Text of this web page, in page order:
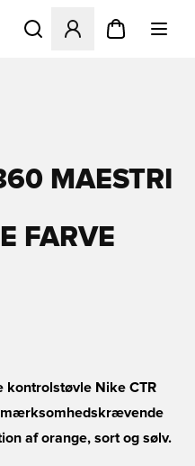
Åbner en Modal til at
MAESTRI
FARVE
kontrolstøvle Nike CTR
af orange, sort og sølv.